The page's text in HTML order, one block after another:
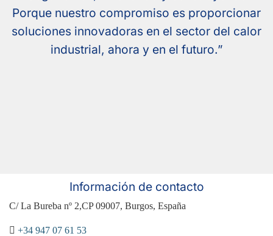
Porque nuestro compromiso es proporcionar
soluciones innovadoras en el sector del calor
industrial, ahora y en el futuro.”
Información de contacto
C/ La Bureba nº 2,CP 09007, Burgos, España
+34 947 07 61 53